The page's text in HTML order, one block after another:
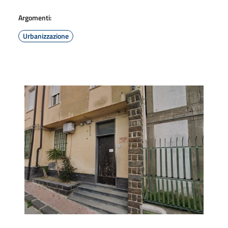
Argomenti:
Urbanizzazione